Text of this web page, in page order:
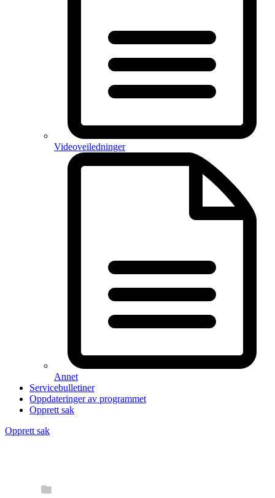
Videoveiledninger
Annet
Servicebulletiner
Oppdateringer av programmet
Opprett sak
Opprett sak